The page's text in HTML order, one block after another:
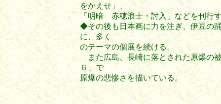
をかえせ」、
「明暗 赤穂浪士・討入」などを刊行
◆その後も日本画に力を注ぎ、伊豆の
に、多く
のテーマの個展を続ける。
また広島、長崎に落とされた原爆の
６」で
原爆の悲惨さを描いている。